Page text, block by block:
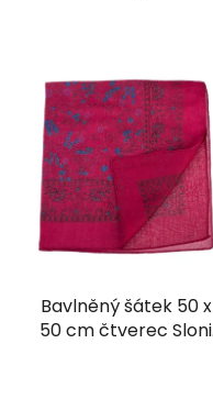
Bavlněný šátek 50 x
50 cm čtverec Sloni